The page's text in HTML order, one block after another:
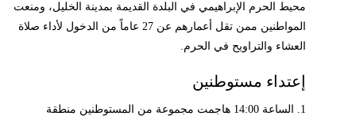
محيط الحرم الإبراهيمي في البلدة القديمة بمدينة الخليل، ومنعت
المواطنين ممن تقل أعمارهم عن 27 عاماً من الدخول لأداء صلاة
العشاء والتراويح في الحرم.
إعتداء مستوطنين
1. الساعة 14:00 هاجمت مجموعة من المستوطنين منطقة